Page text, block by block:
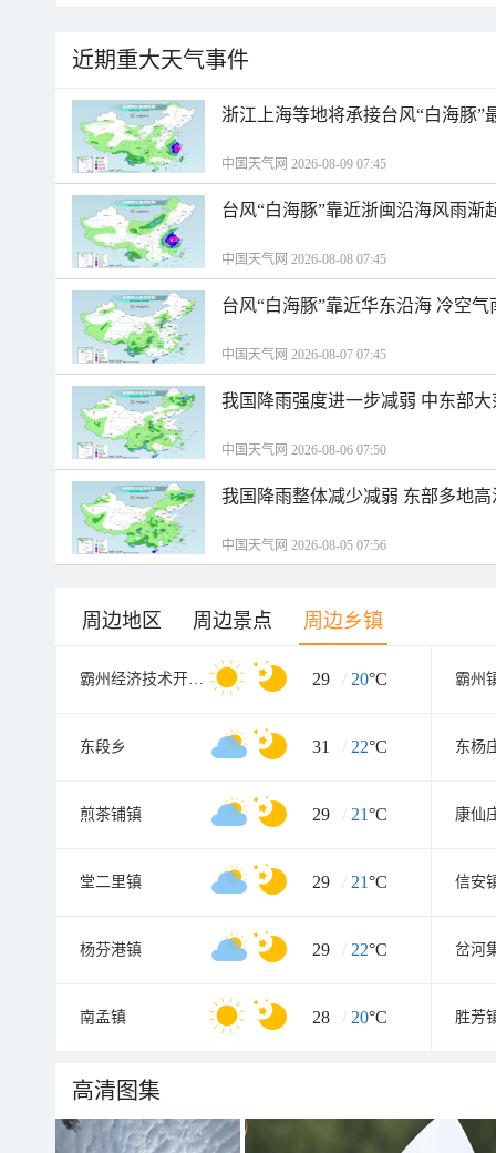
近期重大天气事件
浙江上海等地将承接台风“白海豚”
中国天气网 2026-08-09 07:45
台风“白海豚”靠近浙闽沿海风雨渐
中国天气网 2026-08-08 07:45
台风“白海豚”靠近华东沿海 冷空
中国天气网 2026-08-07 07:45
我国降雨强度进一步减弱 中东部
中国天气网 2026-08-06 07:50
我国降雨整体减少减弱 东部多地
中国天气网 2026-08-05 07:56
周边地区 周边景点 周边乡镇
霸州经济技术开发区 29 / 20°C 霸州
东段乡 31 / 22°C 东杨
煎茶铺镇 29 / 21°C 康仙
堂二里镇 29 / 21°C 信安
杨芬港镇 29 / 22°C 岔河
南孟镇 28 / 20°C 胜芳
高清图集